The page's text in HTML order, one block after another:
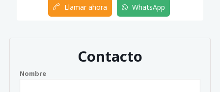
Llamar ahora WhatsApp
Contacto
Nombre